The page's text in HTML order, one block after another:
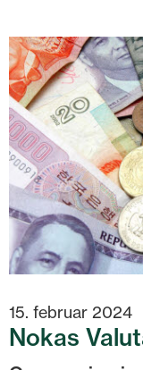
15. februar 2024
Nokas